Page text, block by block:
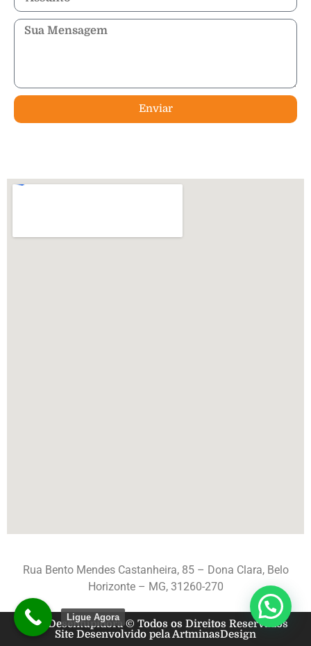
Enviar
Rua Bento Mendes Castanheira, 85 – Dona Clara, Belo
Horizonte – MG, 31260-270
A&S Desentupidora © Todos os Direitos Reservados
Site Desenvolvido pela ArtminasDesign
Ligue Agora